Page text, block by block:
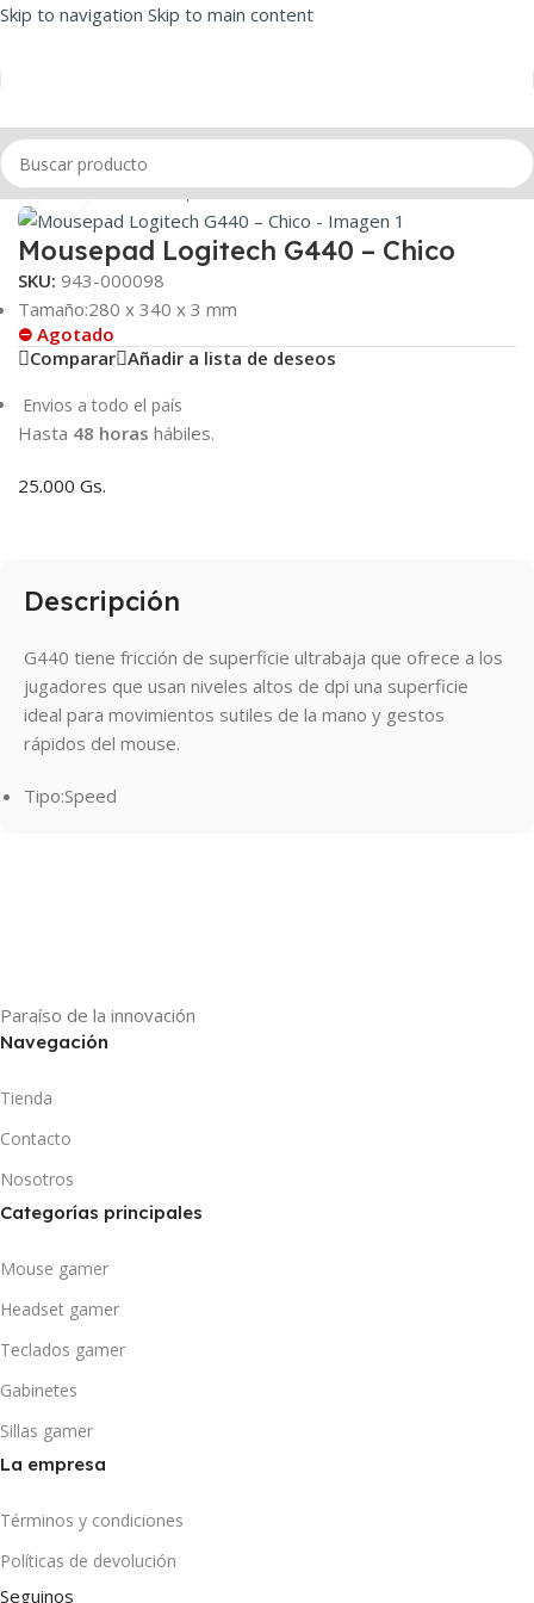
Skip to navigation Skip to main content
Inicio/Mouse/Mousepad
Click to enlarge
Mousepad Logitech G440 – Chico
SKU: 943-000098
Tamaño:280 x 340 x 3 mm
⛔ Agotado
Comparar Añadir a lista de deseos
Envios a todo el país
Hasta 48 horas hábiles.
25.000 Gs.
Descripción
G440 tiene fricción de superficie ultrabaja que ofrece a los
jugadores que usan niveles altos de dpi una superficie
ideal para movimientos sutiles de la mano y gestos
rápidos del mouse.
Tipo:Speed
Paraíso de la innovación
Navegación
Tienda
Contacto
Nosotros
Categorías principales
Mouse gamer
Headset gamer
Teclados gamer
Gabinetes
Sillas gamer
La empresa
Términos y condiciones
Políticas de devolución
Seguinos